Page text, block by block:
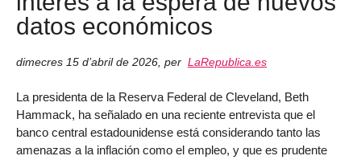
datos económicos
dimecres 15 d’abril de 2026 per LaRepublica.es
La presidenta de la Reserva Federal de Cleveland, Beth
Hammack, ha señalado en una reciente entrevista que el
banco central estadounidense está considerando tanto las
amenazas a la inflación como el empleo, y que es prudente